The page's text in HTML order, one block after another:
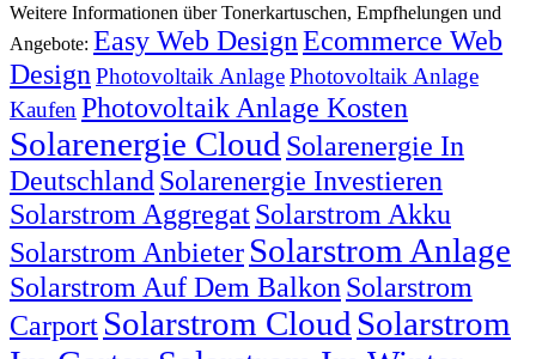
Weitere Informationen über Tonerkartuschen, Empfhelungen und
Angebote: Easy Web DesignEcommerce Web
Design Photovoltaik AnlagePhotovoltaik Anlage
Kaufen Photovoltaik Anlage Kosten
Solarenergie Cloud Solarenergie In
Deutschland Solarenergie Investieren
Solarstrom AggregatSolarstrom Akku
Solarstrom Anbieter Solarstrom Anlage
Solarstrom Auf Dem Balkon Solarstrom
Carport Solarstrom Cloud Solarstrom